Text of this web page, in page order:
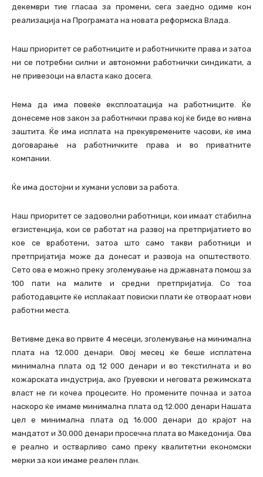
декември тие гласаа за промени, сега заедно одиме кон
реализација на Програмата на новата реформска Влада.
Наш приоритет се работниците и работничките права и затоа
ни се потребни силни и автономни работнички синдикати, а
не привезоци на власта како досега.
Нема да има повеќе експлоатација на работниците. Ќе
донесеме нов закон за работнички права кој ќе биде во нивна
заштита. Ќе има исплата на прекувремените часови, ќе има
договарање на работничките права и во приватните
компании.
Ќе има достојни и хумани услови за работа.
Наш приоритет се задоволни работници, кои имаат стабилна
егзистенција, кои се работат на развој на претпријатието во
кое се вработени, затоа што само такви работници и
претпријатија може да донесат и развоја на општеството.
Сето ова е можно преку зголемување на државната помош за
100 пати на малите и средни претпријатија. Со тоа
работодавците ќе исплаќаат повиски плати ќе отвораат нови
работни места.
Ветивме дека во првите 4 месеци, зголемување на минимална
плата на 12.000 денари. Овој месец ќе беше исплатена
минимална плата од 12 000 денари и во текстилната и во
кожарската индустрија, ако Груевски и неговата режимската
власт не ги кочеа процесите. Но промените почнаа и затоа
наскоро ќе имаме минимална плата од 12.000 денари Нашата
цел е минимална плата од 16.000 денари до крајот на
мандатот и 30.000 денари просечна плата во Македонија. Ова
е реално и остварливо само преку квалитетни економски
мерки за кои имаме реален план.